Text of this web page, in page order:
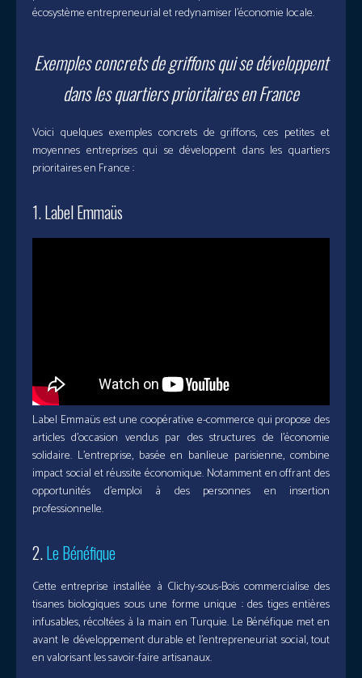
écosystème entrepreneurial et redynamiser l’économie locale.
Exemples concrets de griffons qui se développent
dans les quartiers prioritaires en France
Voici quelques exemples concrets de griffons, ces petites et
moyennes entreprises qui se développent dans les quartiers
prioritaires en France :
1. Label Emmaüs
Label Emmaüs est une coopérative e-commerce qui propose des
articles d’occasion vendus par des structures de l’économie
solidaire. L’entreprise, basée en banlieue parisienne, combine
impact social et réussite économique. Notamment en offrant des
opportunités d’emploi à des personnes en insertion
professionnelle.
2.Le Bénéfique
Cette entreprise installée à Clichy-sous-Bois commercialise des
tisanes biologiques sous une forme unique : des tiges entières
infusables, récoltées à la main en Turquie. Le Bénéfique met en
avant le développement durable et l’entrepreneuriat social, tout
en valorisant les savoir-faire artisanaux.